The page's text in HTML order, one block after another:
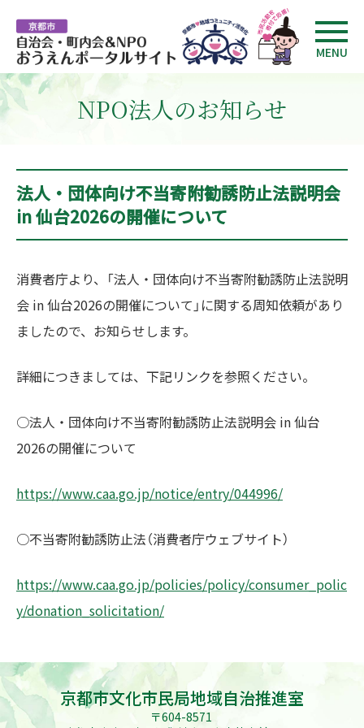
MENU
NPO法人のお知らせ
法人・団体向け不当寄附勧誘防止法説明会
in 仙台2026の開催について
消費者庁より、「法人・団体向け不当寄附勧誘防止法説明
会 in 仙台2026の開催について」に関する周知依頼があり
ましたので、お知らせします。
詳細につきましては、下記リンクを参照ください。
○法人・団体向け不当寄附勧誘防止法説明会 in 仙台
2026の開催について
https://www.caa.go.jp/notice/entry/044996/
○不当寄附勧誘防止法（消費者庁ウェブサイト）
https://www.caa.go.jp/policies/policy/consumer_polic
y/donation_solicitation/
京都市文化市民局地域自治推進室
〒604-8571